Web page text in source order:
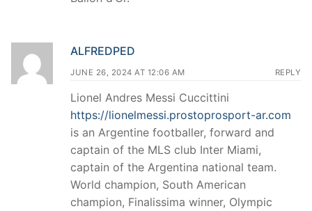
ALFREDPED
JUNE 26, 2024 AT 12:06 AM REPLY
Lionel Andres Messi Cuccittini
https://lionelmessi.prostoprosport-ar.com
is an Argentine footballer, forward and
captain of the MLS club Inter Miami,
captain of the Argentina national team.
World champion, South American
champion, Finalissima winner, Olympic